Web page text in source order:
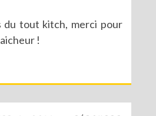
du tout kitch, merci pour
!